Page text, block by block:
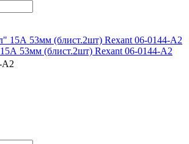
53мм (блист.2шт) Rexant 06-0144-A2
A2